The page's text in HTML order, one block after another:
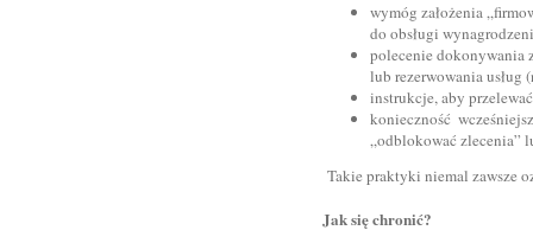
wymóg założenia
do obsługi
polecenie dokonywania
lub rezerwowania usług
instrukcje, aby
konieczność
„odblokować zlecenia”
Takie praktyki niemal zawsze
Jak się chronić?